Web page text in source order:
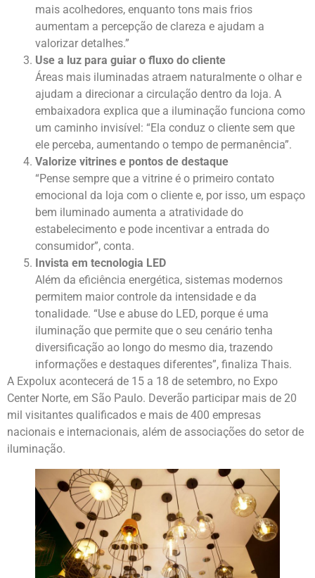
mais acolhedores, enquanto tons mais frios
aumentam a percepção de clareza e ajudam a
valorizar detalhes.”
Use a luz para guiar o fluxo do cliente
Áreas mais iluminadas atraem naturalmente o olhar e
ajudam a direcionar a circulação dentro da loja. A
embaixadora explica que a iluminação funciona como
um caminho invisível: “Ela conduz o cliente sem que
ele perceba, aumentando o tempo de permanência”.
Valorize vitrines e pontos de destaque
“Pense sempre que a vitrine é o primeiro contato
emocional da loja com o cliente e, por isso, um espaço
bem iluminado aumenta a atratividade do
estabelecimento e pode incentivar a entrada do
consumidor”, conta.
Invista em tecnologia LED
Além da eficiência energética, sistemas modernos
permitem maior controle da intensidade e da
tonalidade. “Use e abuse do LED, porque é uma
iluminação que permite que o seu cenário tenha
diversificação ao longo do mesmo dia, trazendo
informações e destaques diferentes”, finaliza Thais.
A Expolux acontecerá de 15 a 18 de setembro, no Expo
Center Norte, em São Paulo. Deverão participar mais de 20
mil visitantes qualificados e mais de 400 empresas
nacionais e internacionais, além de associações do setor de
iluminação.